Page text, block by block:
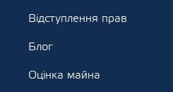
Відступлення прав
Блог
Оцінка майна